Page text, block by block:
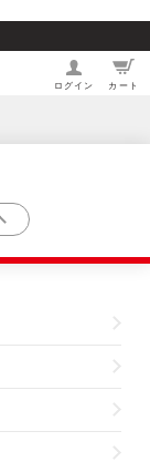
ログイン カート